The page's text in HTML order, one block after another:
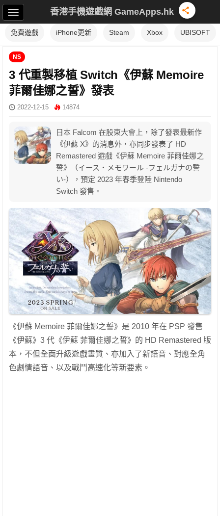
香港手機遊戲網 GameApps.hk
免費遊戲 iPhone更新 Steam Xbox UBISOFT
NS
3 代重製移植 Switch《伊蘇 Memoire
菲爾佳娜之誓》發表
2022-12-15 14874
日本 Falcom 在股東大會上，除了發表最新作
《伊蘇 X》的消息外，亦同步發表了 HD
Remastered 遊戲《伊蘇 Memoire 菲爾佳娜之
誓》（イース・メモワール -フェルガナの誓
い-），預定 2023 年春季登陸 Nintendo
Switch 發售。
《伊蘇 Memoire 菲爾佳娜之誓》是 2010 年在 PSP 發售
《伊蘇》3 代《伊蘇 菲爾佳娜之誓》的 HD Remastered 版
本，不但全面升級遊戲畫質、亦加入了新語音、對應全角
色劇情語音、以及戰鬥高速化等新要素。